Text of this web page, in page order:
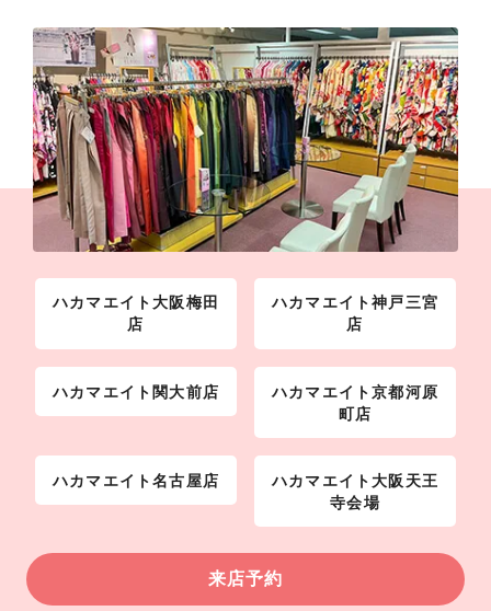
ハカマエイト大阪梅田
店
ハカマエイト神戸三宮
店
ハカマエイト関大前店
ハカマエイト京都河原
町店
ハカマエイト名古屋店
ハカマエイト大阪天王
寺会場
来店予約